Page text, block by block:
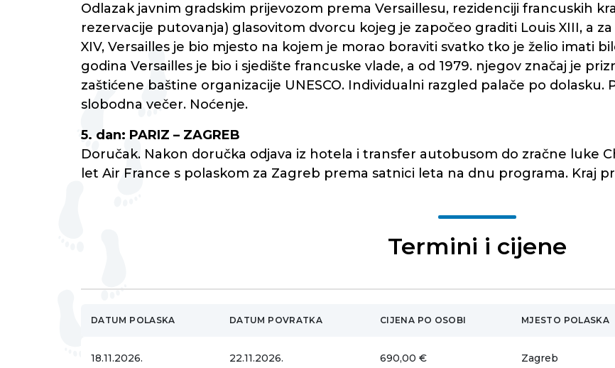
Odlazak javnim gradskim prijevozom prema Versaillesu, rezidenciji francuskih
rezervacije putovanja) glasovitom dvorcu kojeg je započeo graditi Louis XIII, a
XIV, Versailles je bio mjesto na kojem je morao boraviti svatko tko je želio imati
godina Versailles je bio i sjedište francuske vlade, a od 1979. njegov značaj je
zaštićene baštine organizacije UNESCO. Individualni razgled palače po dolasku.
slobodna večer. Noćenje.
5. dan: PARIZ – ZAGREB
Doručak. Nakon doručka odjava iz hotela i transfer autobusom do zračne luke
let Air France s polaskom za Zagreb prema satnici leta na dnu programa. Kraj
Termini i cijene
DATUM POLASKA DATUM POVRATKA CIJENA PO OSOBI MJESTO POLASKA
18.11.2026. 22.11.2026. 690,00 € Zagreb